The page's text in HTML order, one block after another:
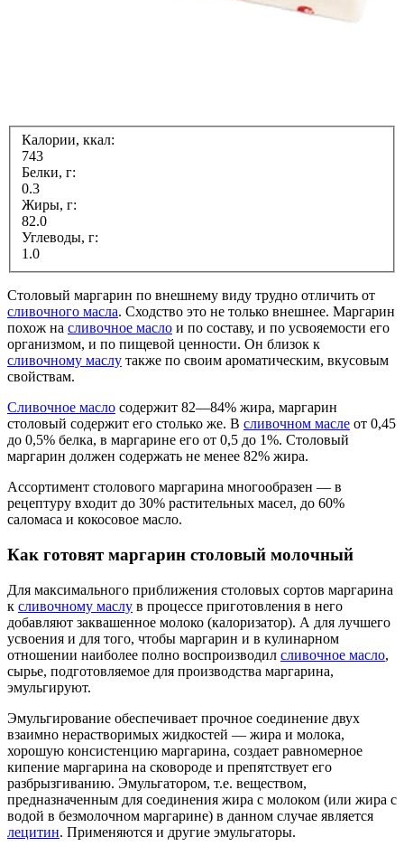
Калории, ккал:
743
Белки, г:
0.3
Жиры, г:
82.0
Углеводы, г:
1.0
Столовый маргарин по внешнему виду трудно отличить от
сливочного масла. Сходство это не только внешнее. Маргарин
похож на сливочное масло и по составу, и по усвояемости его
организмом, и по пищевой ценности. Он близок к
сливочному маслу также по своим ароматическим, вкусовым
свойствам.
Сливочное масло содержит 82—84% жира, маргарин
столовый содержит его столько же. В сливочном масле от 0,45
до 0,5% белка, в маргарине его от 0,5 до 1%. Столовый
маргарин должен содержать не менее 82% жира.
Ассортимент столового маргарина многообразен — в
рецептуру входит до 30% растительных масел, до 60%
саломаса и кокосовое масло.
Как готовят маргарин столовый молочный
Для максимального приближения столовых сортов маргарина
к сливочному маслу в процессе приготовления в него
добавляют заквашенное молоко (калоризатор). А для лучшего
усвоения и для того, чтобы маргарин и в кулинарном
отношении наиболее полно воспроизводил сливочное масло,
сырье, подготовляемое для производства маргарина,
эмульгируют.
Эмульгирование обеспечивает прочное соединение двух
взаимно нерастворимых жидкостей — жира и молока,
хорошую консистенцию маргарина, создает равномерное
кипение маргарина на сковороде и препятствует его
разбрызгиванию. Эмульгатором, т.е. веществом,
предназначенным для соединения жира с молоком (или жира с
водой в безмолочном маргарине) в данном случае является
лецитин. Применяются и другие эмульгаторы.